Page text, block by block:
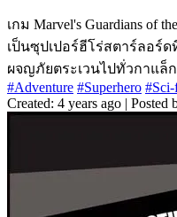
เกม Marvel's Guardians of
เป็นซุปเปอร์ฮีโร่สตาร์ลอร์ด
ผจญภัยตระเวนไปทั่วกาแล็
#Adventure #Superhero
Created: 4 years ago | Posted